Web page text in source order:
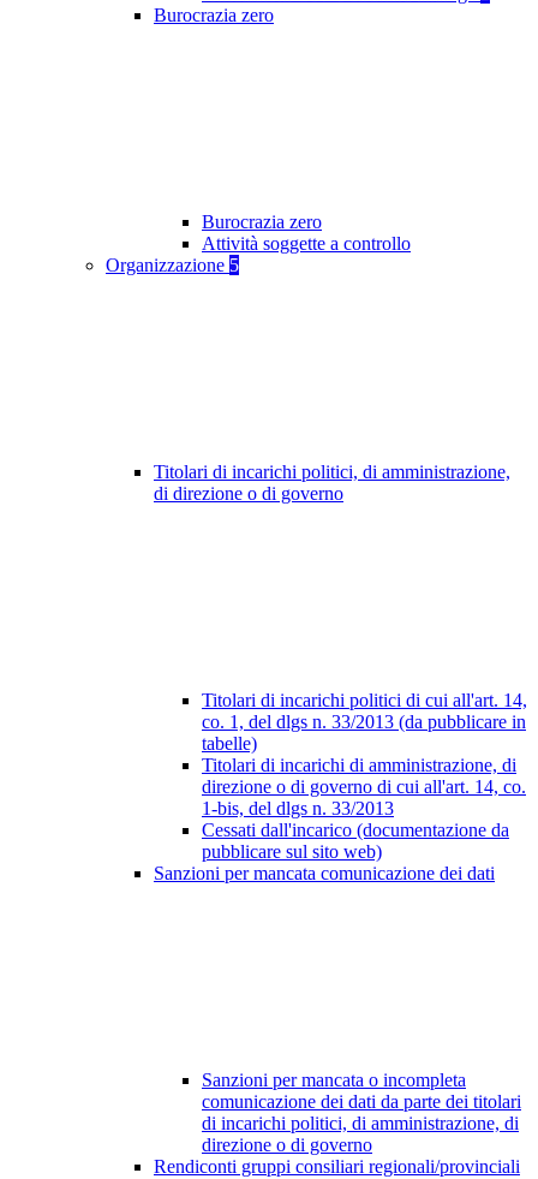
Burocrazia zero
Burocrazia zero
Attività soggette a controllo
Organizzazione 5
Titolari di incarichi politici, di amministrazione,
di direzione o di governo
Titolari di incarichi politici di cui all'art. 14,
co. 1, del dlgs n. 33/2013 (da pubblicare in
tabelle)
Titolari di incarichi di amministrazione, di
direzione o di governo di cui all'art. 14, co.
1-bis, del dlgs n. 33/2013
Cessati dall'incarico (documentazione da
pubblicare sul sito web)
Sanzioni per mancata comunicazione dei dati
Sanzioni per mancata o incompleta
comunicazione dei dati da parte dei titolari
di incarichi politici, di amministrazione, di
direzione o di governo
Rendiconti gruppi consiliari regionali/provinciali